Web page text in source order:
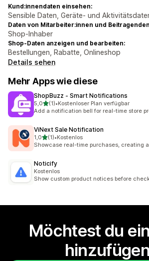
Kund:innendaten einsehen:
Sensible Daten, Geräte- und
Daten von Mitarbeiter:innen und
Shop-Inhaber
Shop-Daten anzeigen und bearbeiten:
Bestellungen, Rabatte, Onlineshop
Details sehen
Mehr Apps wie diese
ShopBuzz ‑ Smart Notifications
5,0von 5 Sternen
(1)
1 Rezensionen insgesamt
•Kostenloser Plan verfügbar
Add a notification bell for real-time store
ViNext Sale Notification
1,0von 5 Sternen
(1)
1 Rezensionen insgesamt
•Kostenlos
Showcase real-time purchases, creating
Noticify
Kostenlos
Show custom product notices before
Möchtest du